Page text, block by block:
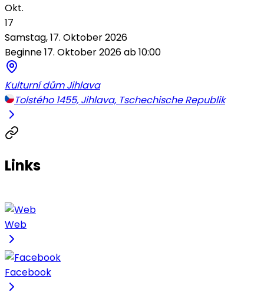
Okt.
17
Samstag, 17. Oktober 2026
Beginne 17. Oktober 2026 ab 10:00
Kulturní dům Jihlava
Tolstého 1455, Jihlava, Tschechische Republik
Links
Web
Facebook